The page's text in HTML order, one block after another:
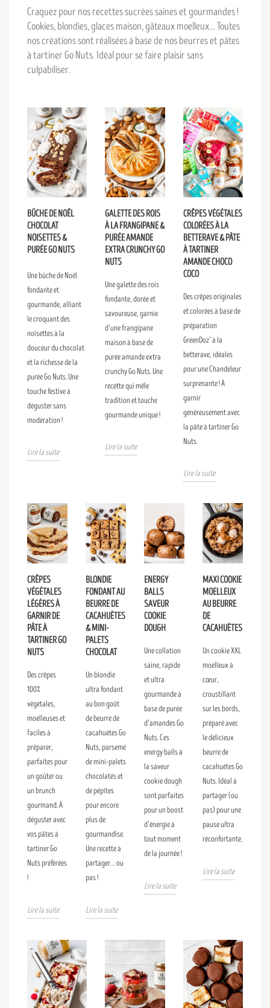
Craquez pour nos recettes sucrées saines et gourmandes !
Cookies, blondies, glaces maison, gâteaux moelleux… Toutes
nos créations sont réalisées à base de nos beurres et pâtes
à tartiner Go Nuts. Idéal pour se faire plaisir sans
culpabiliser.
BÛCHE DE NOËL
CHOCOLAT
NOISETTES &
PURÉE GO NUTS
Une bûche de Noël
fondante et
gourmande, alliant
le croquant des
noisettes à la
douceur du chocolat
et la richesse de la
purée Go Nuts. Une
touche festive à
déguster sans
modération !
Lire la suite
GALETTE DES ROIS
À LA FRANGIPANE &
PURÉE AMANDE
EXTRA CRUNCHY GO
NUTS
Une galette des rois
fondante, dorée et
savoureuse, garnie
d’une frangipane
maison à base de
purée amande extra
crunchy Go Nuts. Une
recette qui mêle
tradition et touche
gourmande unique !
Lire la suite
CRÊPES VÉGÉTALES
COLORÉES À LA
BETTERAVE & PÂTE
À TARTINER
AMANDE CHOCO
COCO
Des crêpes originales
et colorées à base de
préparation
GreenDoz’ à la
betterave, idéales
pour une Chandeleur
surprenante ! À
garnir
généreusement avec
la pâte à tartiner Go
Nuts.
Lire la suite
CRÊPES
VÉGÉTALES
LÉGÈRES À
GARNIR DE
PÂTE À
TARTINER GO
NUTS
Des crêpes
100%
végétales,
moelleuses et
faciles à
préparer,
parfaites pour
un goûter ou
un brunch
gourmand. À
déguster avec
vos pâtes à
tartiner Go
Nuts préférées
!
Lire la suite
BLONDIE
FONDANT AU
BEURRE DE
CACAHUÈTES
& MINI-
PALETS
CHOCOLAT
Un blondie
ultra fondant
au bon goût
de beurre de
cacahuètes Go
Nuts, parsemé
de mini-palets
chocolatés et
de pépites
pour encore
plus de
gourmandise.
Une recette à
partager… ou
pas !
Lire la suite
ENERGY
BALLS
SAVEUR
COOKIE
DOUGH
Une collation
saine, rapide
et ultra
gourmande à
base de purée
d’amandes Go
Nuts. Ces
energy balls à
la saveur
cookie dough
sont parfaites
pour un boost
d’énergie à
tout moment
de la journée !
Lire la suite
MAXI COOKIE
MOELLEUX
AU BEURRE
DE
CACAHUÈTES
Un cookie XXL
moelleux à
cœur,
croustillant
sur les bords,
préparé avec
le délicieux
beurre de
cacahuètes Go
Nuts. Idéal à
partager (ou
pas) pour une
pause ultra
réconfortante.
Lire la suite